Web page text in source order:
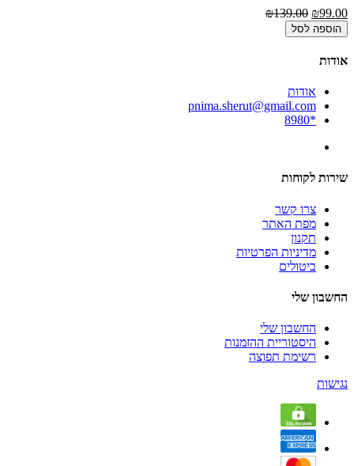
₪99.00
₪139.00
הוספה לסל
אודות
אודות
pnima.sherut@gmail.com
*8980
שירות לקוחות
צרו קשר
מפת האתר
תקנון
מדיניות הפרטיות
ביטולים
החשבון שלי
החשבון שלי
היסטוריית ההזמנות
רשימת תפוצה
נגישות